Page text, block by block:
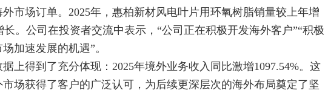
场订单。2025年，惠柏新材风电叶片用环氧树脂销量较上年增
。公司在投资者交流中表示，“公司正在积极开发海外客户”“积极
加速发展的机遇”。
得到了充分体现：2025年境外业务收入同比激增1097.54%。这
场获得了客户的广泛认可，为后续更深层次的海外布局奠定了坚